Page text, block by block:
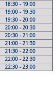
18:30 - 19:00
19:00 - 19:30
19:30 - 20:00
20:00 - 20:30
20:30 - 21:00
21:00 - 21:30
21:30 - 22:00
22:00 - 22:30
22:30 - 23:00